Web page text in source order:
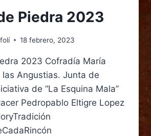
Piedra 2023
18 febrero, 2023
2023 Cofradía María
Angustias. Junta de
de “La Esquina Mala”
Pedropablo Eltigre Lopez